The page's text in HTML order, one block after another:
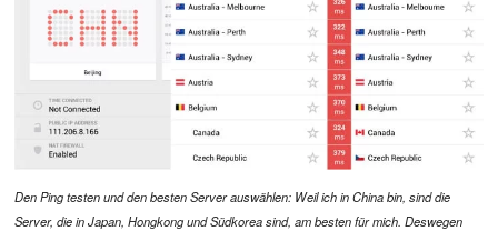
Den Ping testen und den besten Server auswählen: Weil ich in China bin, sind die
Server, die in Japan, Hongkong und Südkorea sind, am besten für mich. Deswegen